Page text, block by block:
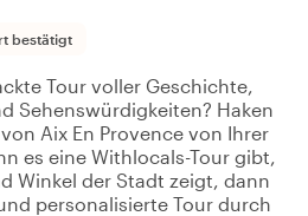
bestätigt
Tour voller Geschichte,
Sehenswürdigkeiten? Haken
Aix En Provence von Ihrer
es eine Withlocals-Tour gibt,
Winkel der Stadt zeigt, dann
personalisierte Tour durch